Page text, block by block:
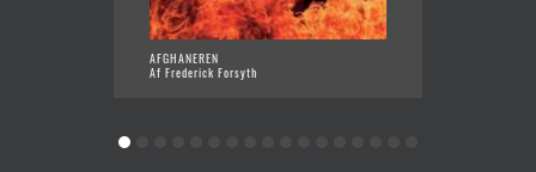
AFGHANEREN
Af Frederick Forsyth